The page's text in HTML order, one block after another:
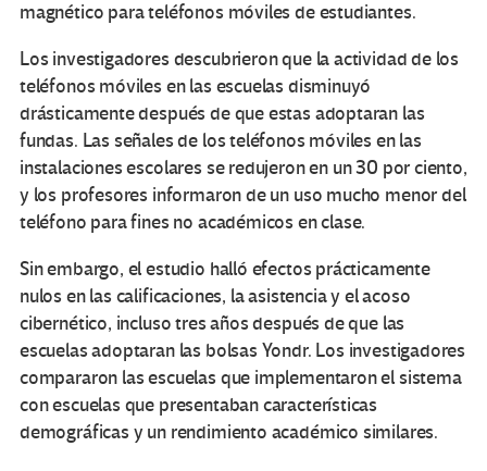
magnético para teléfonos móviles de estudiantes.
Los investigadores descubrieron que la actividad de los
teléfonos móviles en las escuelas disminuyó
drásticamente después de que estas adoptaran las
fundas. Las señales de los teléfonos móviles en las
instalaciones escolares se redujeron en un 30 por ciento,
y los profesores informaron de un uso mucho menor del
teléfono para fines no académicos en clase.
Sin embargo, el estudio halló efectos prácticamente
nulos en las calificaciones, la asistencia y el acoso
cibernético, incluso tres años después de que las
escuelas adoptaran las bolsas Yondr. Los investigadores
compararon las escuelas que implementaron el sistema
con escuelas que presentaban características
demográficas y un rendimiento académico similares.